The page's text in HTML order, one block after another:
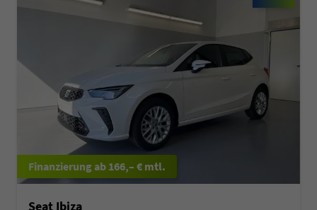
ab 166,– € mtl.
Seat Ibiza